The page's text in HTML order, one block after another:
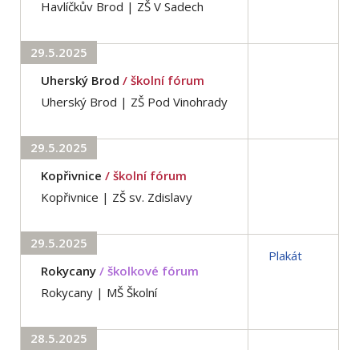
Havlíčkův Brod | ZŠ V Sadech
29.5.2025
Uherský Brod / školní fórum
Uherský Brod | ZŠ Pod Vinohrady
29.5.2025
Kopřivnice / školní fórum
Kopřivnice | ZŠ sv. Zdislavy
29.5.2025
Rokycany / školkové fórum
Rokycany | MŠ Školní
Plakát
28.5.2025